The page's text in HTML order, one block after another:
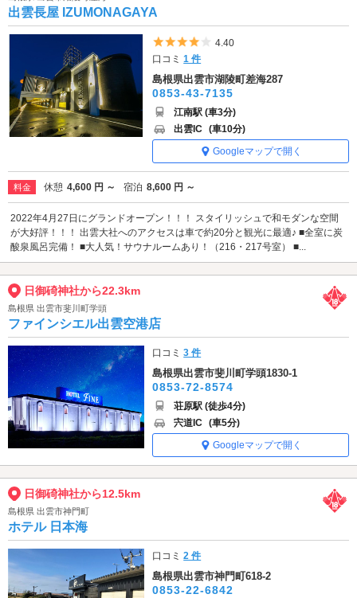
出雲長屋 IZUMONAGAYA
5つ星のうち4
4.40
口コミ1 件
島根県出雲市湖陵町差海287
0853-43-7135
江南駅 (車3分)
出雲IC (車10分)
Googleマップで開く
料金 休憩 4,600 円 ～ 宿泊 8,600 円 ～
2022年4月27日にグランドオープン！！！ スタイリッシュで和モダンな空間
が大好評！！！ 出雲大社へのアクセスは車で約20分と観光に最適♪ ■全室に炭
酸泉風呂完備！ ■大人気！サウナルームあり！（216・217号室） ■...
日御碕神社から22.3km
島根県 出雲市斐川町学頭
ファインシエル出雲空港店
口コミ3 件
島根県出雲市斐川町学頭1830-1
0853-72-8574
荘原駅 (徒歩4分)
宍道IC (車5分)
Googleマップで開く
日御碕神社から12.5km
島根県 出雲市神門町
ホテル 日本海
口コミ2 件
島根県出雲市神門町618-2
0853-22-6842